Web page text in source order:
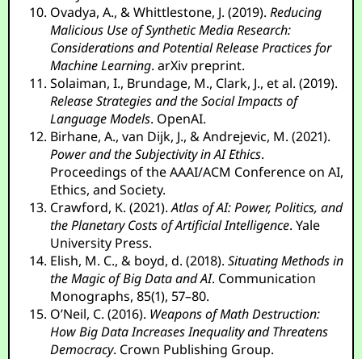
Ovadya, A., & Whittlestone, J. (2019).Reducing
Malicious Use of Synthetic Media Research:
Considerations and Potential Release Practices for
Machine Learning. arXiv preprint.
Solaiman, I., Brundage, M., Clark, J., et al. (2019).
Release Strategies and the Social Impacts of
Language Models. OpenAI.
Birhane, A., van Dijk, J., & Andrejevic, M. (2021).
Power and the Subjectivity in AI Ethics.
Proceedings of the AAAI/ACM Conference on AI,
Ethics, and Society.
Crawford, K. (2021).Atlas of AI: Power, Politics, and
the Planetary Costs of Artificial Intelligence. Yale
University Press.
Elish, M. C., & boyd, d. (2018).Situating Methods in
the Magic of Big Data and AI. Communication
Monographs, 85(1), 57–80.
O’Neil, C. (2016). Weapons of Math Destruction:
How Big Data Increases Inequality and Threatens
Democracy. Crown Publishing Group.